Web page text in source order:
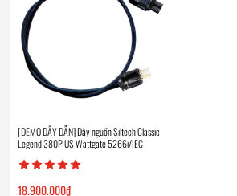
[DEMO DÂY DẪN] Dây nguồn Siltech Classic
Legend 380P US Wattgate 5266i/IEC
18.900.000₫